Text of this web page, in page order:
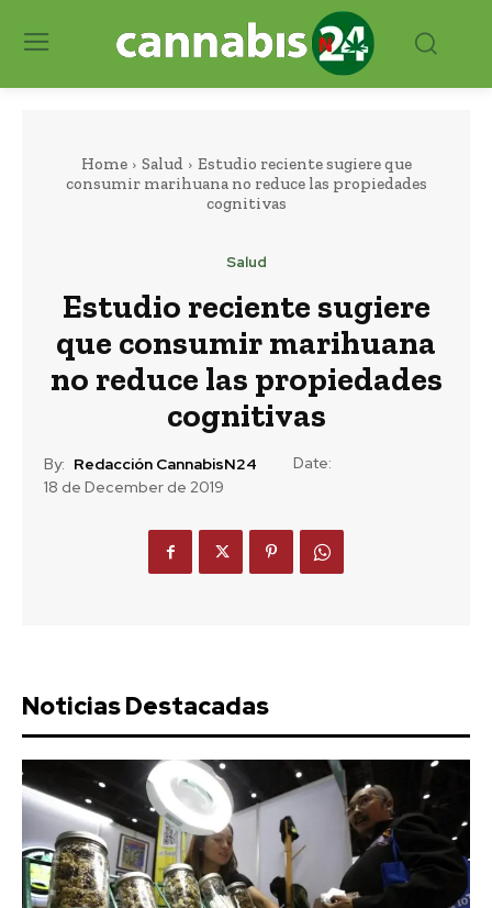
Home Salud
Estudio reciente sugiere que
consumir marihuana no reduce las propiedades
cognitivas
Salud
Estudio reciente sugiere
que consumir marihuana
no reduce las propiedades
cognitivas
By: Redacción CannabisN24
Date:
18 de December de 2019
Noticias Destacadas